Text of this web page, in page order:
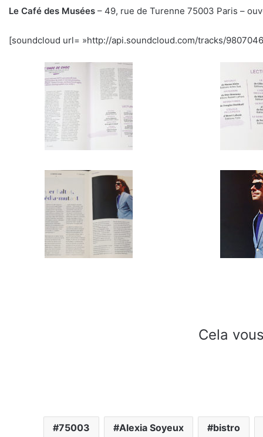
Le Café des Musées – 49, rue de Turenne 75003 Paris –
[soundcloud url= »http://api.soundcloud.com/tracks/
Cela
75003 Alexia Soyeux bistro